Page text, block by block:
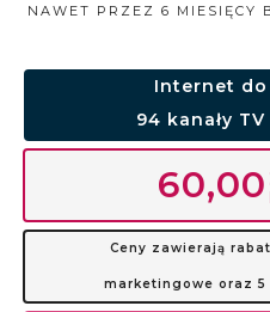
NAWET PRZEZ 6 MIESIĘCY
Internet do
94 kanały
60,00
Ceny zawierają
marketingowe oraz